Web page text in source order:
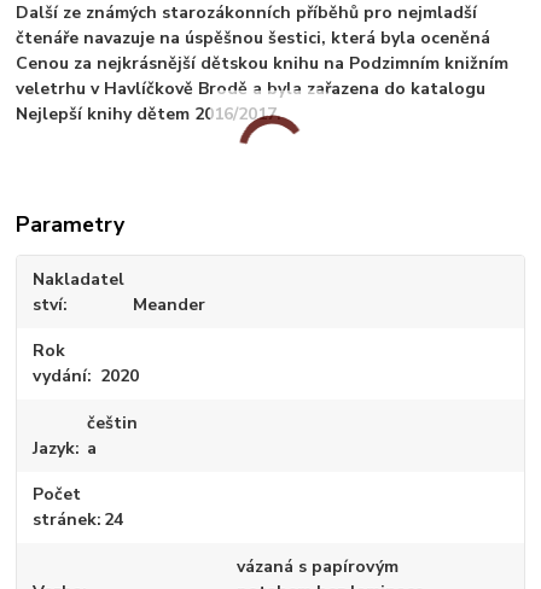
Další ze známých starozákonních příběhů pro nejmladší
čtenáře navazuje na úspěšnou šestici, která byla oceněná
Cenou za nejkrásnější dětskou knihu na Podzimním knižním
veletrhu v Havlíčkově Brodě a byla zařazena do katalogu
Nejlepší knihy dětem 2016/2017.
Parametry
Nakladatel
ství
Meander
Rok
vydání
2020
Jazyk
češtin
a
Počet
stránek 24
vázaná s papírovým